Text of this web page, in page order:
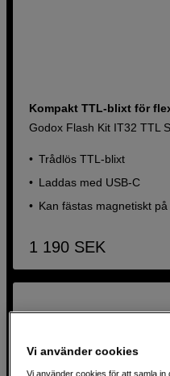
Kompakt TTL-blixt för
Godox Flash Kit IT32 TTL
Trådlös TTL-blixt
Laddas med USB-C
Kan fästas magnetiskt
1 190 SEK
Vi använder cookies
Vi använder cookies för att samla